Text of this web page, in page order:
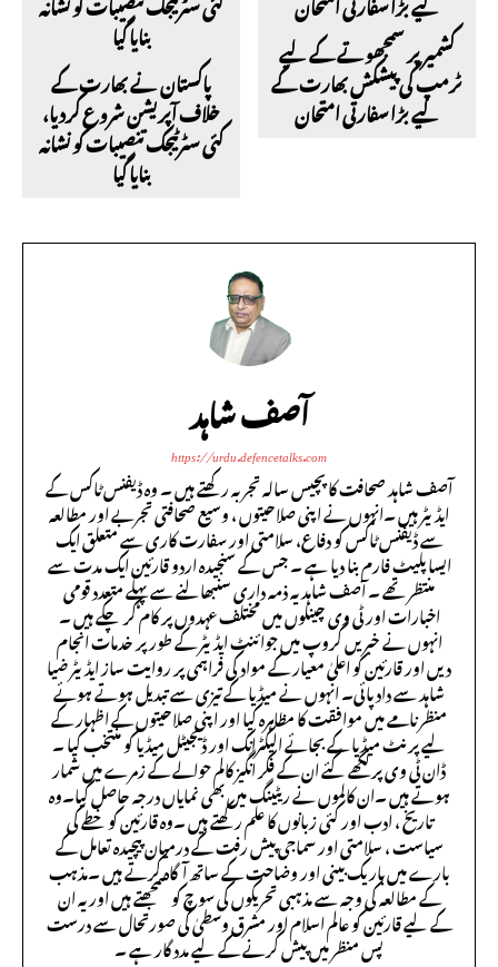
پاکستان نے بھارت کے
خلاف آپریشن شروع کردیا،
کئی سٹرٹیجک تنصیبات کو نشانہ
بنایا گیا
کشمیر پر سمجھوتے کے لیے
ٹرمپ کی پیشکش بھارت کے
لیے بڑا سفارتی امتحان
آصف شاہد
https://urdu.defencetalks.com
آصف شاہد صحافت کا پچیس سالہ تجربہ رکھتے ہیں ۔ وہ ڈیفنس ٹاکس کے
ایڈیٹر ہیں ۔انہوں نے اپنی صلاحیتوں ، وسیع صحافتی تجربے اور مطالعہ
سے ڈیفنس ٹاکس کو دفاع، سلامتی اور سفارت کاری سے متعلق ایک
ایسا پلیٹ فارم بنا دیا ہے ۔ جس کے سنجیدہ اردو قارئین ایک مدت سے
منتظر تھے ۔ آصف شاہد یہ ذمہ داری سنبھالنے سے پہلے متعدد قومی
اخبارات اور ٹی وی چینلوں میں مختلف عہدوں پر کام کر چکے ہیں ۔
انہوں نے خبریں گروپ میں جوائنٹ ایڈیٹر کے طور پر خدمات انجام
دیں اور قارئین کو اعلیٰ معیار کے مواد کی فراہمی پر روایت ساز ایڈیٹر ضیا
شاہد سے داد پائی۔ انہوں نے میڈیا کے تیزی سے تبدیل ہوتے ہوئے
منظر نامے میں موافقت کا مظاہرہ کیا اور اپنی صلاحیتوں کے اظہار کے
لیے پرنٹ میڈیا کے بجائے الیکٹرانک اور ڈیجیٹل میڈیا کو منتخب کیا ۔
ڈان ٹی وی پر لکھے گئے ان کے فکر انگیز کالم حوالے کے زمرے میں شمار
ہوتے ہیں ۔ان کالموں نے ریٹینگ میں بھی نمایاں درجہ حاصل کیا۔وہ
تاریخ ، ادب اور کئی زبانوں کا علم رکھتے ہیں ۔وہ قارئین کو خطے کی
سیاست ، سلامتی اور سماجی پیش رفت کے درمیان پیچیدہ تعامل کے
بارے میں باریک بینی اور وضاحت کے ساتھ آگاہ کرتے ہیں ۔مذہب
کے مطالعہ کی وجہ سے مذہبی تحریکوں کی سوچ کو سمجھتے ہیں اور یہ ان
کے لیے قارئین کو عالم اسلام اور مشرق وسطیٰ کی صورتحال سے درست
پس منظر میں پیش کرنے کے لیے مدد گار ہے ۔